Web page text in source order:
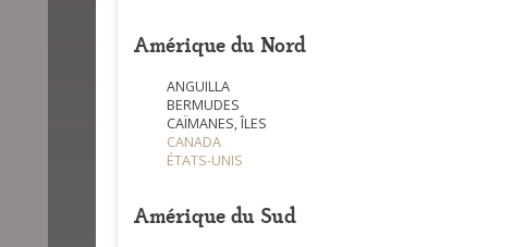
Amérique du Nord
ANGUILLA
BERMUDES
CAÏMANES, ÎLES
CANADA
ÉTATS-UNIS
Amérique du Sud